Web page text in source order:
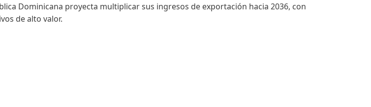
Dominicana proyecta multiplicar sus ingresos de exportación hacia 2036, con
de alto valor.